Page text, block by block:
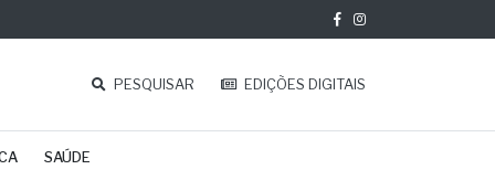
PESQUISAR EDIÇÕES DIGITAIS
SAÚDE